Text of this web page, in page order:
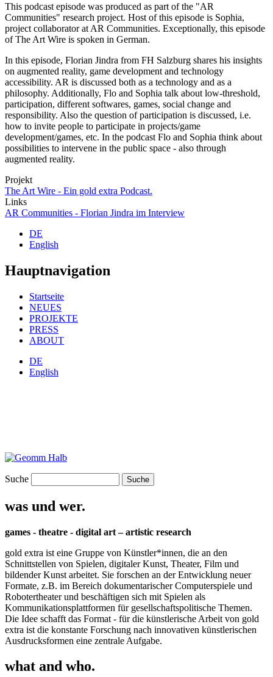
This podcast episode was produced as part of the "AR
Communities" research project. Host of this episode is Sophia,
project collaborator at AR Communities. Exceptionally, this episode
of The Art Wire is spoken in German.
In this episode, Florian Jindra from FH Salzburg shares his insights
on augmented reality, game development and technology
accessibility. AR is discussed both as a technology and as a
philosophy. Additionally, Flo and Sophia talk about low-threshold,
participation, different softwares, games, social change and
responsibility. Also the question of participation is discussed, i.e.
how to invite people to participate in projects/game
development/games, etc. In the podcast Flo and Sophia think about
possibilities to intervene in the public space - also through
augmented reality.
Projekt
The Art Wire - Ein gold extra Podcast.
Links
AR Communities - Florian Jindra im Interview
DE
English
Hauptnavigation
Startseite
NEUES
PROJEKTE
PRESS
ABOUT
DE
English
Suche
was und wer.
games - theatre - digital art – artistic research
gold extra ist eine Gruppe von Künstler*innen, die an den
Schnittstellen von Spielen, digitaler Kunst, Theater, Film und
bildender Kunst arbeitet. Sie forschen an der Entwicklung neuer
Formate, z.B. im Bereich dokumentarischer Computerspiele und
Robotertheater und beschäftigen sich mit Spielen als
Kommunikationsplattformen für gesellschaftspolitische Themen.
Die Idee schafft das Format - für die künstlerische Arbeit von gold
extra ist die konstante Forschung nach innovativen künstlerischen
Ausdrucksformen eine zentrale Aufgabe.
what and who.